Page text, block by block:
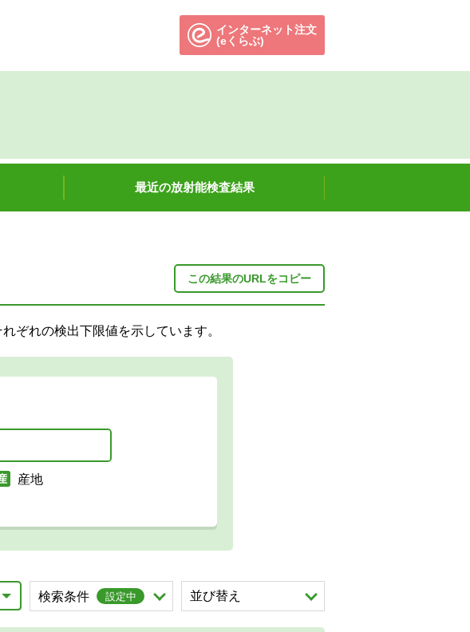
インターネット注文
(eくらぶ)別のウィンドウで開きます。
最近の放射能検査結果
この結果のURLをコピー
ぞれの検出下限値を示しています。
産地
検索条件 設定中 を展開する。
並び替え を展開する。